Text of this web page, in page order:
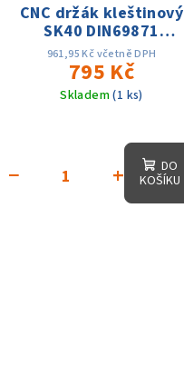
CNC držák kleštinový
SK40 DIN69871
ER40x80,D-63mm, AD,
25 tis. otáček, přes.
0.003
961,95 Kč včetně DPH
795 Kč
Skladem(1 ks)
+
−
DO
KOŠÍKU